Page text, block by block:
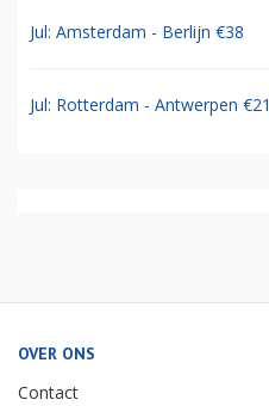
Jul: Amsterdam - Berlijn €38
Jul: Rotterdam - Antwerpen €21
OVER ONS
Contact